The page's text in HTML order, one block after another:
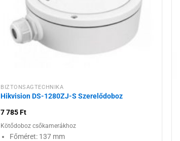
BIZTONSÁGTECHNIKA
Hikvision DS-1280ZJ-S Szerelődoboz
7 785Ft
Kötődoboz csőkamerákhoz
Főméret: 137 mm